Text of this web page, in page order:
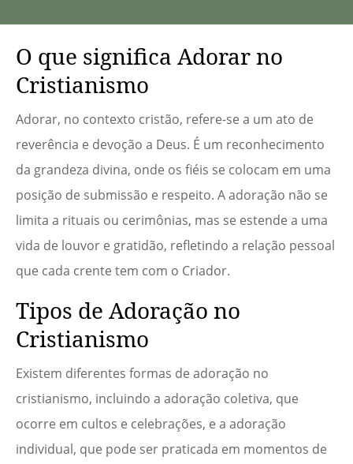
O que significa Adorar no
Cristianismo
Adorar, no contexto cristão, refere-se a um ato de
reverência e devoção a Deus. É um reconhecimento
da grandeza divina, onde os fiéis se colocam em uma
posição de submissão e respeito. A adoração não se
limita a rituais ou cerimônias, mas se estende a uma
vida de louvor e gratidão, refletindo a relação pessoal
que cada crente tem com o Criador.
Tipos de Adoração no
Cristianismo
Existem diferentes formas de adoração no
cristianismo, incluindo a adoração coletiva, que
ocorre em cultos e celebrações, e a adoração
individual, que pode ser praticada em momentos de